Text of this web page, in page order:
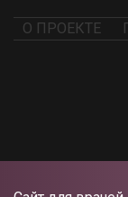
О ПРОЕКТЕ